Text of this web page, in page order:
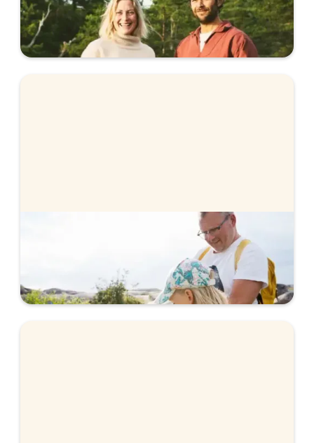
Vi erbjuder färdigförhandlad ränta, helt utan
förhandling. Se våra räntor.
Är det bäst att välja rörlig eller bunden ränta just
nu? Vi går igenom hur du kan tänka när du väljer.